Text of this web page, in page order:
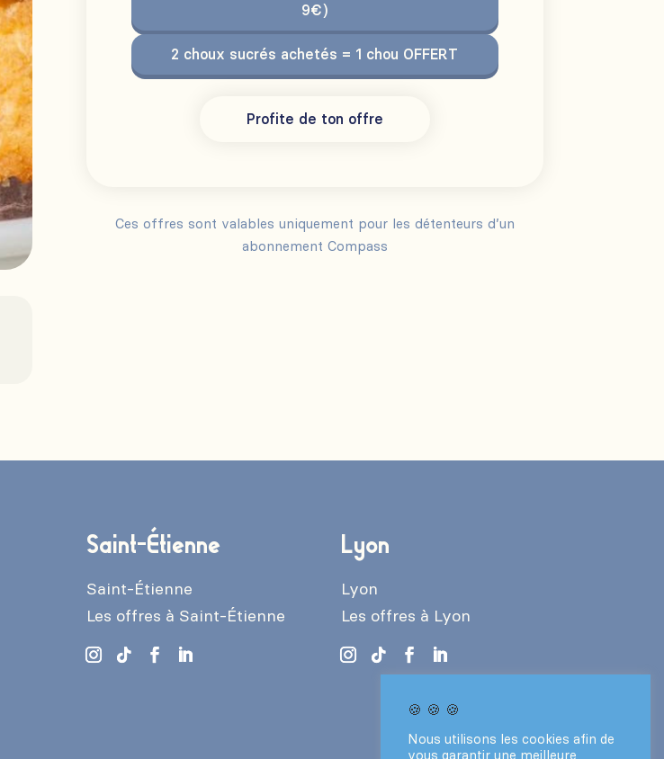
9€)
2 choux sucrés achetés = 1 chou OFFERT
Profite de ton offre
Ces offres sont valables uniquement pour les détenteurs d’un
abonnement Compass
Saint-Étienne
Saint-Étienne
Les offres à Saint-Étienne
Lyon
Lyon
Les offres à Lyon
🍪 🍪 🍪
Nous utilisons les cookies afin de
vous garantir une meilleure